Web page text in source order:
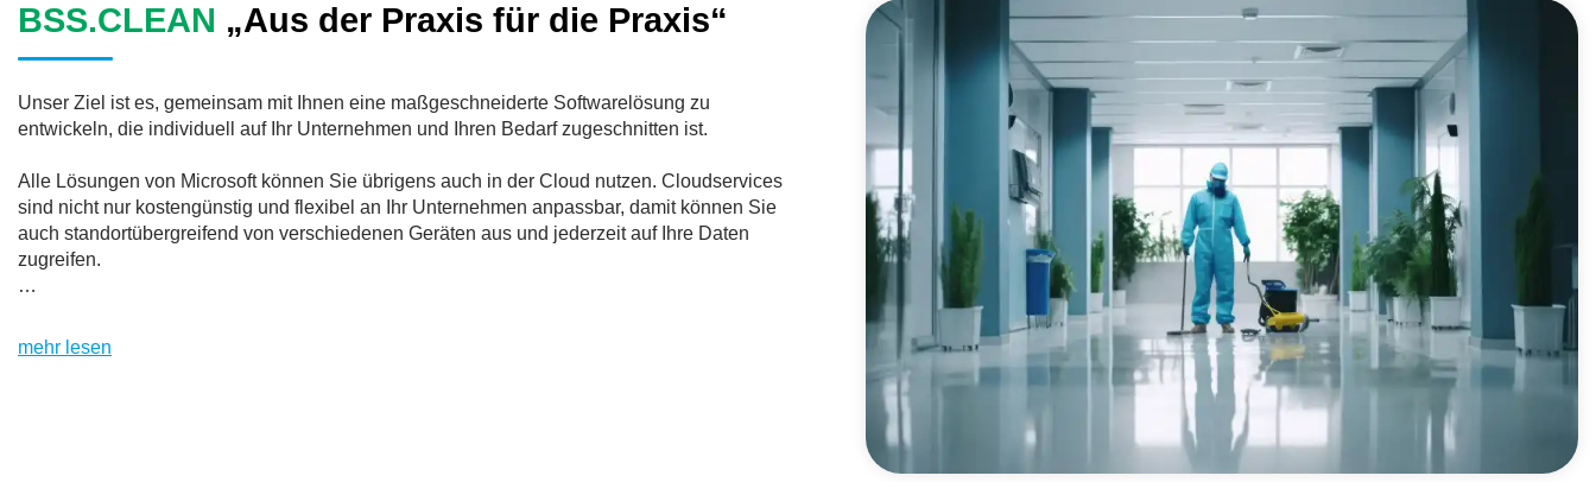
BSS.CLEAN „Aus der Praxis für die Praxis“
Unser Ziel ist es, gemeinsam mit Ihnen eine maßgeschneiderte Softwarelösung zu
entwickeln, die individuell auf Ihr Unternehmen und Ihren Bedarf zugeschnitten ist.
Alle Lösungen von Microsoft können Sie übrigens auch in der Cloud nutzen. Cloudservices
sind nicht nur kostengünstig und flexibel an Ihr Unternehmen anpassbar, damit können Sie
auch standortübergreifend von verschiedenen Geräten aus und jederzeit auf Ihre Daten
zugreifen.
Handhabung. Das Mitarbeiter-Cockpit stellt aufgabenrelevante Informationen automatisch
mehr lesen